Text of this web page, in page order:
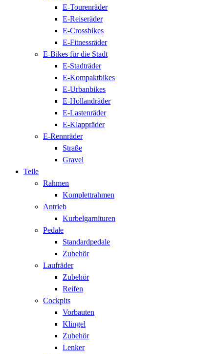
E-Tourenräder
E-Reiseräder
E-Crossbikes
E-Fitnessräder
E-Bikes für die Stadt
E-Stadträder
E-Kompaktbikes
E-Urbanbikes
E-Hollandräder
E-Lastenräder
E-Klappräder
E-Rennräder
Straße
Gravel
Teile
Rahmen
Komplettrahmen
Antrieb
Kurbelgarnituren
Pedale
Standardpedale
Zubehör
Laufräder
Zubehör
Reifen
Cockpits
Vorbauten
Klingel
Zubehör
Lenker